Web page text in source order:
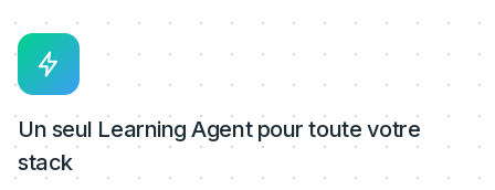
Un seul Learning Agent pour toute votre
stack